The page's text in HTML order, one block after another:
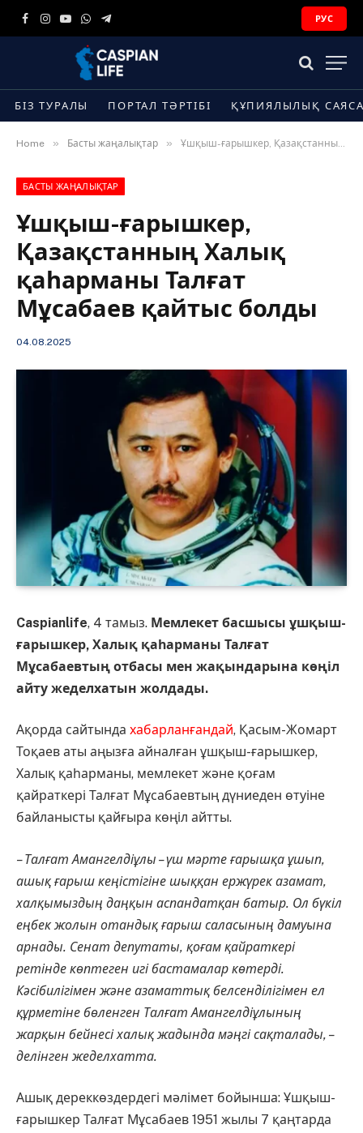
Facebook
Instagram
YouTube
WhatsApp
Telegram
РУС
БІЗ ТУРАЛЫ ПОРТАЛ ТӘРТІБІ ҚҰПИЯЛЫЛЫҚ
Home » Басты жаңалықтар » Ұшқыш-ғарышкер, Қазақстанның Халық қаһарманы Талғат Мұсабаев қайтыс болды
БАСТЫ ЖАҢАЛЫҚТАР
Ұшқыш-ғарышкер,
Қазақстанның Халық
қаһарманы Талғат
Мұсабаев қайтыс болды
04.08.2025
Caspianlife, 4 тамыз. Мемлекет басшысы ұшқыш-
ғарышкер, Халық қаһарманы Талғат
Мұсабаевтың отбасы мен жақындарына көңіл
айту жеделхатын жолдады.
Ақорда сайтында хабарланғандай, Қасым-Жомарт
Тоқаев аты аңызға айналған ұшқыш-ғарышкер,
Халық қаһарманы, мемлекет және қоғам
қайраткері Талғат Мұсабаевтың дүниеден өтуіне
байланысты қайғыра көңіл айтты.
– Талғат Амангелдіұлы – үш мәрте ғарышқа ұшып,
ашық ғарыш кеңістігіне шыққан ержүрек азамат,
халқымыздың даңқын аспандатқан батыр. Ол бүкіл
еңбек жолын отандық ғарыш саласының дамуына
арнады. Сенат депутаты, қоғам қайраткері
ретінде көптеген игі бастамалар көтерді.
Кәсібилігімен және азаматтық белсенділігімен ел
құрметіне бөленген Талғат Амангелдіұлының
жарқын бейнесі халық жадында мәңгі сақталады, –
делінген жеделхатта.
Ашық дереккөздердегі мәлімет бойынша: Ұшқыш-
ғарышкер Талғат Мұсабаев 1951 жылы 7 қаңтарда